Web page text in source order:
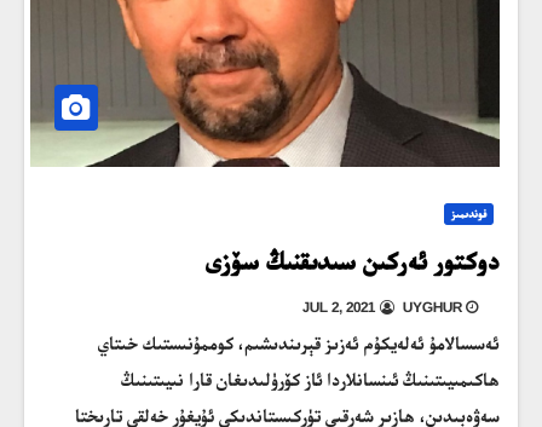
فوندىمىز
دوكتور ئەركىن سىدىقنىڭ سۆزى
JUL 2, 2021 UYGHUR
ئەسسالامۇ ئەلەيكۇم ئەزىز قېرىندىشىم، كوممۇنىستىك خىتاي
ھاكىمىيىتىنىڭ ئىنسانلاردا ئاز كۆرۈلىدىغان قارا نىيىتىنىڭ
سەۋەبىدىن، ھازىر شەرقىي تۈركىستاندىكى ئۇيغۇر خەلقى تارىختا